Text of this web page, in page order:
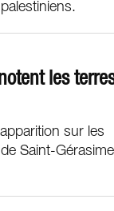
les
sur les
Saint-Gérasime